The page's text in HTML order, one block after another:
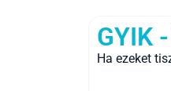
GYIK
Ha ezeket